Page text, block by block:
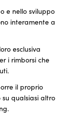
e nello sviluppo
interamente a
esclusiva
i rimborsi che
il proprio
qualsiasi altro